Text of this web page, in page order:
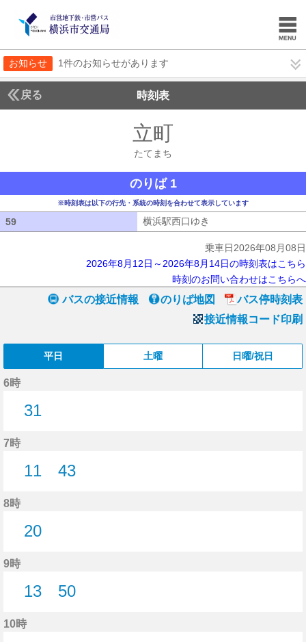
お知らせ 1件のお知らせがあります
戻る 時刻表
立町
たてまち
のりば 1
※時刻表は以下の行先・系統の時刻を合わせて表示しています
59 横浜駅西口ゆき
乗車日2026年08月08日
2026年8月12日～2026年8月14日の時刻表はこちら
時刻のお問い合わせはこちらへ
バスの接近情報 のりば地図
バス停時刻表
接近情報コード印刷
平日 土曜 日曜/祝日
6時
31
7時
11
43
8時
20
9時
13
50
10時